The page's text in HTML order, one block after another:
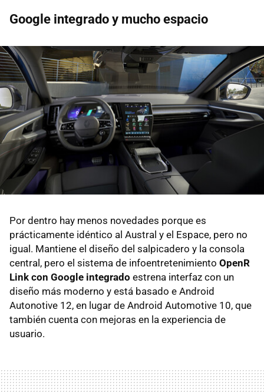
Google integrado y mucho espacio
Por dentro hay menos novedades porque es
prácticamente idéntico al Austral y el Espace, pero no
igual. Mantiene el diseño del salpicadero y la consola
central, pero el sistema de infoentretenimiento OpenR
Link con Google integrado estrena interfaz con un
diseño más moderno y está basado e Android
Autonotive 12, en lugar de Android Automotive 10, que
también cuenta con mejoras en la experiencia de
usuario.